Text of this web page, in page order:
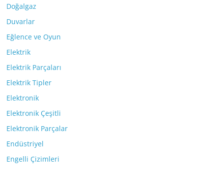
Doğalgaz
Duvarlar
Eğlence ve Oyun
Elektrik
Elektrik Parçaları
Elektrik Tipler
Elektronik
Elektronik Çeşitli
Elektronik Parçalar
Endüstriyel
Engelli Çizimleri